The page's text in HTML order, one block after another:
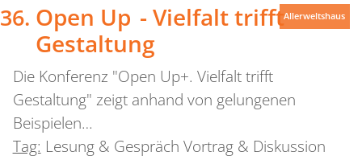
Open Up - Vielfalt trifft
Gestaltung
Die Konferenz "Open Up+. Vielfalt trifft
Gestaltung" zeigt anhand von gelungenen
Beispielen…
Tag: Lesung & Gespräch Vortrag & Diskussion
Allerweltshaus